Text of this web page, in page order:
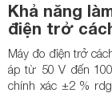
Khả năng
điện trở
Máy đo điện trở
áp từ 50 V đến
chính xác ±2 %